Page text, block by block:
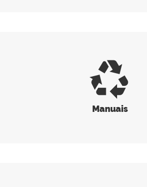
recycling
Manuais